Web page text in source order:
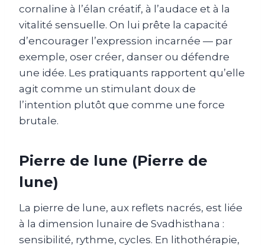
cornaline à l’élan créatif, à l’audace et à la
vitalité sensuelle. On lui prête la capacité
d’encourager l’expression incarnée — par
exemple, oser créer, danser ou défendre
une idée. Les pratiquants rapportent qu’elle
agit comme un stimulant doux de
l’intention plutôt que comme une force
brutale.
Pierre de lune (Pierre de
lune)
La pierre de lune, aux reflets nacrés, est liée
à la dimension lunaire de Svadhisthana :
sensibilité, rythme, cycles. En lithothérapie,